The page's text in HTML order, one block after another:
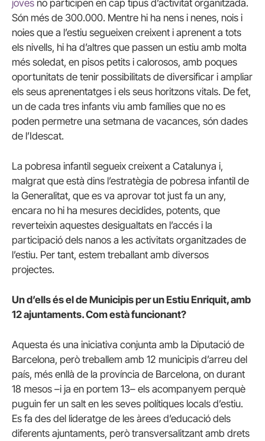
joves no participen en cap tipus d’activitat organitzada.
Són més de 300.000. Mentre hi ha nens i nenes, nois i
noies que a l’estiu segueixen creixent i aprenent a tots
els nivells, hi ha d’altres que passen un estiu amb molta
més soledat, en pisos petits i calorosos, amb poques
oportunitats de tenir possibilitats de diversificar i ampliar
els seus aprenentatges i els seus horitzons vitals. De fet,
un de cada tres infants viu amb famílies que no es
poden permetre una setmana de vacances, són dades
de l’Idescat.
La pobresa infantil segueix creixent a Catalunya i,
malgrat que està dins l’estratègia de pobresa infantil de
la Generalitat, que es va aprovar tot just fa un any,
encara no hi ha mesures decidides, potents, que
reverteixin aquestes desigualtats en l’accés i la
participació dels nanos a les activitats organitzades de
l’estiu. Per tant, estem treballant amb diversos
projectes.
Un d’ells és el de Municipis per un Estiu Enriquit, amb
12 ajuntaments. Com està funcionant?
Aquesta és una iniciativa conjunta amb la Diputació de
Barcelona, però treballem amb 12 municipis d’arreu del
país, més enllà de la província de Barcelona, on durant
18 mesos –i ja en portem 13– els acompanyem perquè
puguin fer un salt en les seves polítiques locals d’estiu.
Es fa des del lideratge de les àrees d’educació dels
diferents ajuntaments, però transversalitzant amb drets